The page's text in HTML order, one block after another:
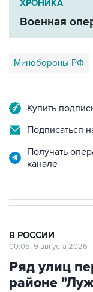
ХРОНИКА
Военная
Минобороны РФ
Купить
Подписаться
Получать
канале
В РОССИИ
00:05, 9 августа 2026
Ряд улиц
районе